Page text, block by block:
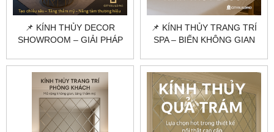
📌 KÍNH THỦY DECOR
SHOWROOM – GIẢI PHÁP
CHUYÊN NGHIỆP
📌 KÍNH THỦY TRANG TRÍ
SPA – BIẾN KHÔNG GIAN
PHẨM NGHỆ THUẬT